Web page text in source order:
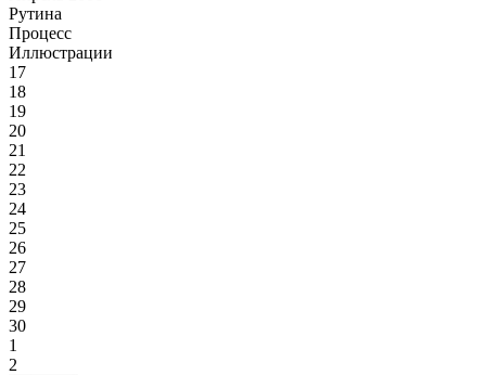
Рутина
Процесс
Иллюстрации
17
18
19
20
21
22
23
24
25
26
27
28
29
30
1
2